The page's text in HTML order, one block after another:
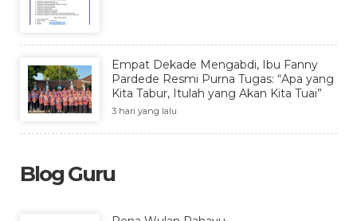
Empat Dekade Mengabdi, Ibu Fanny
Pardede Resmi Purna Tugas: “Apa yang
Kita Tabur, Itulah yang Akan Kita Tuai”
3 hari yang lalu
Blog Guru